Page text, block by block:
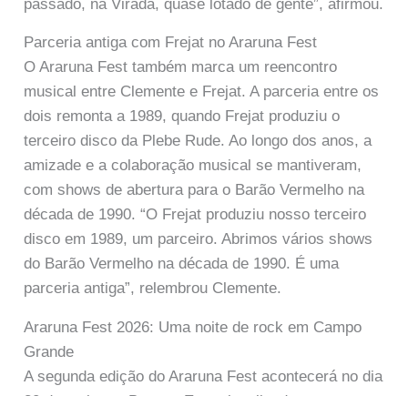
passado, na Virada, quase lotado de gente”, afirmou.
Parceria antiga com Frejat no Araruna Fest
O Araruna Fest também marca um reencontro
musical entre Clemente e Frejat. A parceria entre os
dois remonta a 1989, quando Frejat produziu o
terceiro disco da Plebe Rude. Ao longo dos anos, a
amizade e a colaboração musical se mantiveram,
com shows de abertura para o Barão Vermelho na
década de 1990. “O Frejat produziu nosso terceiro
disco em 1989, um parceiro. Abrimos vários shows
do Barão Vermelho na década de 1990. É uma
parceria antiga”, relembrou Clemente.
Araruna Fest 2026: Uma noite de rock em Campo
Grande
A segunda edição do Araruna Fest acontecerá no dia